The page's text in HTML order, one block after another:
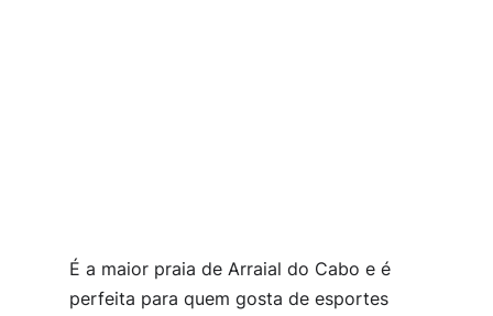
É a maior praia de Arraial do Cabo e é
perfeita para quem gosta de esportes